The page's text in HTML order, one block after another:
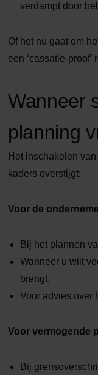
verdampt door
Of het nu gaat om
een ‘cassatie-
Wanneer
planning
Het inschakelen
kaders overstijgt:
Voor de
Bij het plannen
Wanneer u wilt
brengt.
Voor advies over
Voor vermogende
Bij